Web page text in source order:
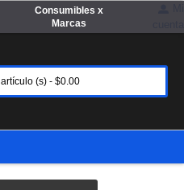
Consumibles x
Marcas
artículo (s) - $0.00